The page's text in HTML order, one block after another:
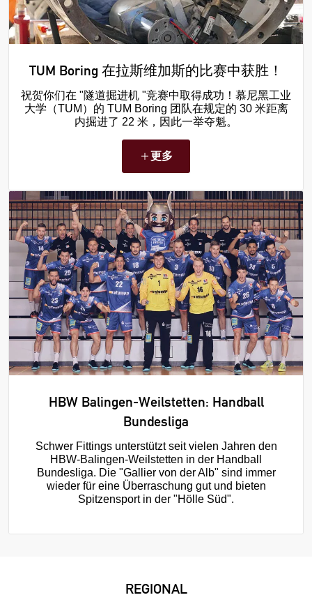
TUM Boring 在拉斯维加斯的比赛中获胜！
祝贺你们在 "隧道掘进机 "竞赛中取得成功！慕尼黑工业
大学（TUM）的 TUM Boring 团队在规定的 30 米距离
内掘进了 22 米，因此一举夺魁。
更多
HBW Balingen-Weilstetten: Handball
Bundesliga
Schwer Fittings unterstützt seit vielen Jahren den
HBW-Balingen-Weilstetten in der Handball
Bundesliga. Die "Gallier von der Alb" sind immer
wieder für eine Überraschung gut und bieten
Spitzensport in der "Hölle Süd".
REGIONAL